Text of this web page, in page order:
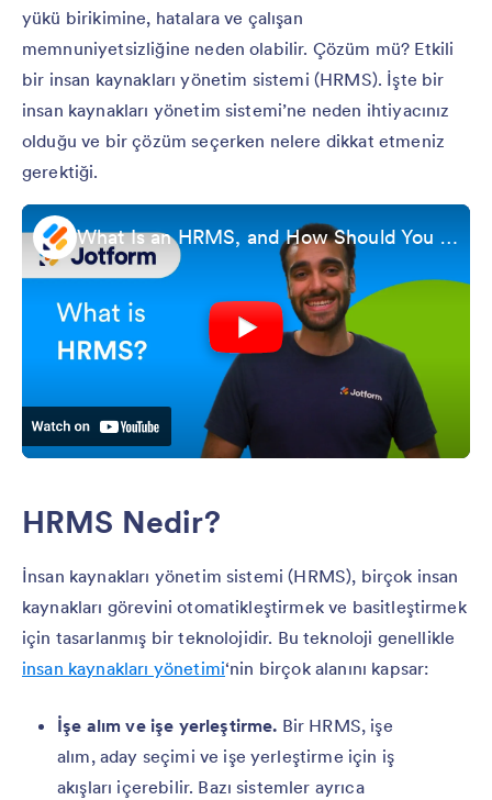
yükü birikimine, hatalara ve çalışan
memnuniyetsizliğine neden olabilir. Çözüm mü? Etkili
bir insan kaynakları yönetim sistemi (HRMS). İşte bir
insan kaynakları yönetim sistemi’ne neden ihtiyacınız
olduğu ve bir çözüm seçerken nelere dikkat etmeniz
gerektiği.
What Is an HRMS, and How Should You Choose One?
HRMS Nedir?
İnsan kaynakları yönetim sistemi (HRMS), birçok insan
kaynakları görevini otomatikleştirmek ve basitleştirmek
için tasarlanmış bir teknolojidir. Bu teknoloji genellikle
insan kaynakları yönetimi‘nin birçok alanını kapsar:
İşe alım ve işe yerleştirme. Bir HRMS, işe
alım, aday seçimi ve işe yerleştirme için iş
akışları içerebilir. Bazı sistemler ayrıca